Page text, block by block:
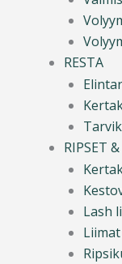
RESTA
RIPSET
Lash